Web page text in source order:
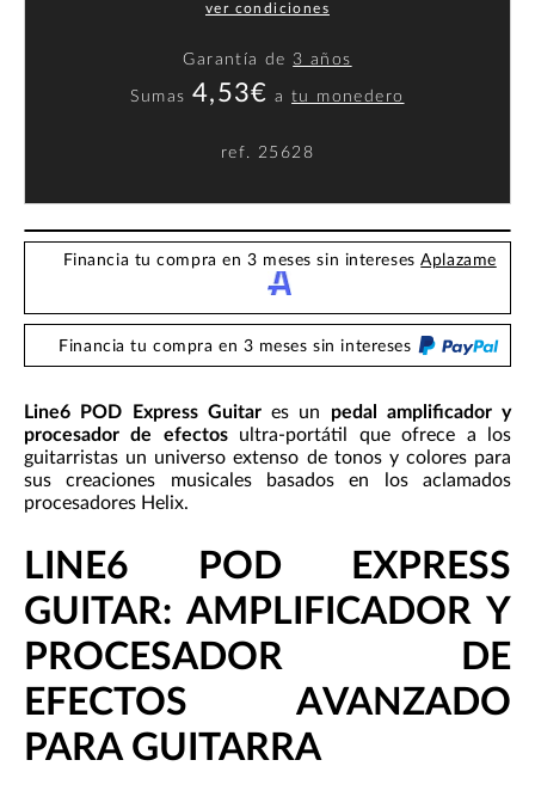
ver condiciones
Garantía de 3 años
Sumas 4,53€ atu monedero
ref. 25628
Financia tu compra en 3 meses sin interesesAplazame
Financia tu compra en 3 meses sin intereses
Line6 POD Express Guitares un pedal amplificador y
procesador de efectosultra-portátil que ofrece a los
guitarristas un universo extenso de tonos y colores para
sus creaciones musicales basados en los aclamados
procesadores Helix.
LINE6 POD EXPRESS
GUITAR: AMPLIFICADOR Y
PROCESADOR DE
EFECTOS AVANZADO
PARA GUITARRA